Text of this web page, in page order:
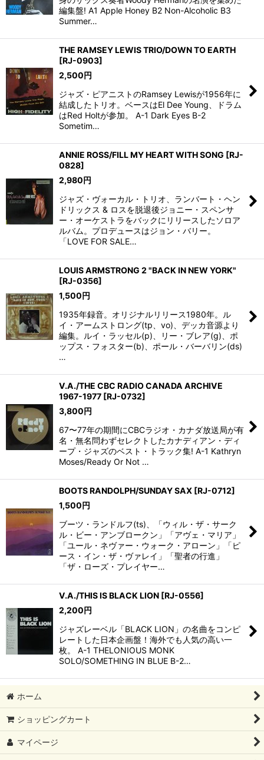
編集盤! A1 Apple Honey B2 Non-Alcoholic B3
Summer…
THE RAMSEY LEWIS TRIO/DOWN TO EARTH
[RJ-0903]
2,500円
ジャズ・ピアニストのRamsey Lewisが1956年に
結成したトリオ。ベースはEl Dee Young、ドラム
はRed Holtが参加。 A-1 Dark Eyes B-2
Sometim…
ANNIE ROSS/FILL MY HEART WITH SONG [RJ-
0828]
2,980円
ジャズ・ヴォーカル・トリオ、ランバート・ヘン
ドリックス & ロスを脱退後ジョニー・スペンサ
ー・オーケストラをバックにリリースしたソロア
ルバム。プロデュースはジョン・バリー。
「LOVE FOR SALE…
LOUIS ARMSTRONG 2 "BACK IN NEW YORK"
[RJ-0356]
1,500円
1935年録音。オリジナルリリース1980年。ル
イ・アームストロング(tp、vo)、デッカ音源より
編集。ルイ・ラッセル(p)、リー・ブレア(g)、ポ
ップス・フォスター(b)、ポール・バーバリン(ds)
…
V.A./THE CBC RADIO CANADA ARCHIVE
1967-1977 [RJ-0732]
3,800円
67〜77年の期間にCBCラジオ・カナダ放送局が有
名・無名問わずセレクトしたカナディアン・ディ
ープ・ジャズのベスト・トラック集! A-1 Kathryn
Moses/Ready Or Not …
BOOTS RANDOLPH/SUNDAY SAX [RJ-0712]
1,500円
ブーツ・ランドルフ(ts)、「ウィル・ザ・サーク
ル・ビー・アンブロークン」「アヴェ・マリア」
「ユール・ネヴァー・ウォーク・アローン」「ピ
ース・イン・ザ・ヴァレイ」「聖者の行進」
「ザ・ローズ・プレイヤー…
V.A./THIS IS BLACK LION [RJ-0556]
2,200円
ジャズレーベル「BLACK LION」の名曲をコンピ
レートした日本企画盤！海外でも人気の高い一
枚。 A-1 THELONIOUS MONK
SOLO/SOMETHING IN BLUE B-2…
ホーム
ショッピングカート
マイページ